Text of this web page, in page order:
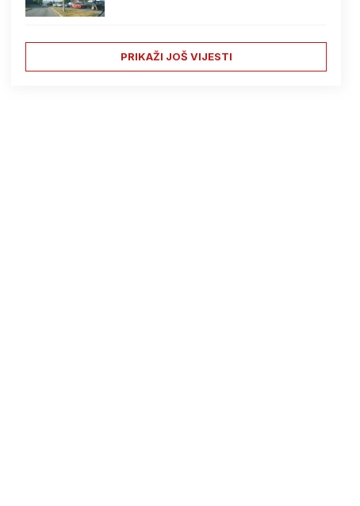
PRIKAŽI JOŠ VIJESTI